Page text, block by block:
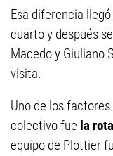
Esa diferencia
cuarto y después
Macedo y Giuliano
visita.
Uno de los
colectivo fue la
equipo de Plottier